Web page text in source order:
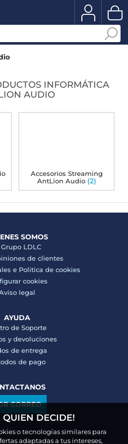
QUIEN DECIDE!
o tecnologías similares para
adaptadas a tus intereses,
INFORMÁTICA
AUDIO
Accesorios Streaming
AntLion Audio (2)
SOMOS
Grupo LDLC
de clientes
e Politica de cookies
cookies
legal
AYUDA
de Soporte
y devoluciones
de entrega
de pago
CORREO